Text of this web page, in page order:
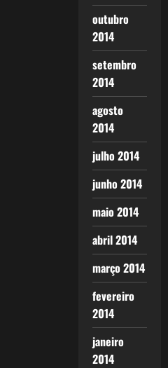
outubro
2014
setembro
2014
agosto
2014
julho 2014
junho 2014
maio 2014
abril 2014
março 2014
fevereiro
2014
janeiro
2014